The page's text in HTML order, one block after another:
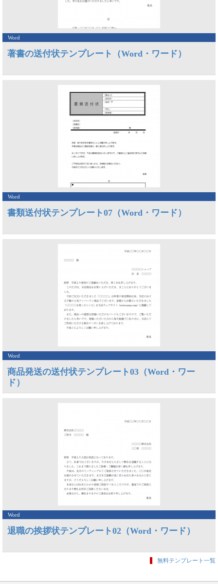
Word
著書の送付状テンプレート（Word・ワード）
Word
書類送付状テンプレート07（Word・ワード）
Word
商品発送の送付状テンプレート03（Word・ワー
ド）
Word
退職の挨拶状テンプレート02（Word・ワード）
無料テンプレート一覧